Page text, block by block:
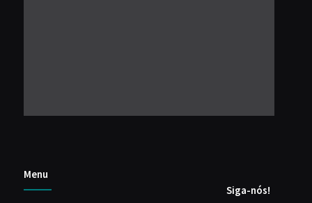
Menu
Siga-nós!